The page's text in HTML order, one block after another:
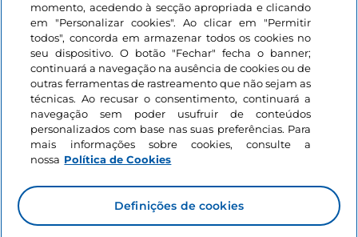
Mantenha-se em contacto
momento, acedendo à secção apropriada e clicando
em "Personalizar cookies". Ao clicar em "Permitir
todos", concorda em armazenar todos os cookies no
seu dispositivo. O botão "Fechar" fecha o banner;
continuará a navegação na ausência de cookies ou de
outras ferramentas de rastreamento que não sejam as
técnicas. Ao recusar o consentimento, continuará a
navegação sem poder usufruir de conteúdos
personalizados com base nas suas preferências. Para
mais informações sobre cookies, consulte a
nossa Política de Cookies
Definições de cookies